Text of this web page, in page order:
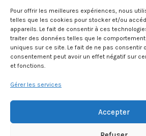
Pour offrir les meilleures expériences, nous
telles que les cookies pour stocker et/ou
appareils. Le fait de consentir à ces
traiter des données telles que le comportement
uniques sur ce site. Le fait de ne pas consentir
consentement peut avoir un effet négatif sur
et fonctions.
Gérer les services
Accepter
La Maison des Jeunes et de la
Prévert est une association
décembre 1959 auprès de la
du Rhône.
Provence.
SIRET 381 083 880 00017